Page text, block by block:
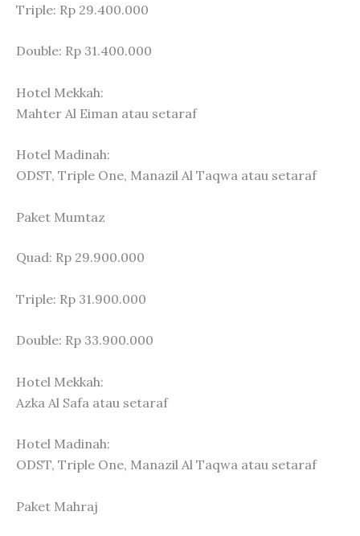
Triple: Rp 29.400.000
Double: Rp 31.400.000
Hotel Mekkah:
Mahter Al Eiman atau setaraf
Hotel Madinah:
ODST, Triple One, Manazil Al Taqwa atau setaraf
Paket Mumtaz
Quad: Rp 29.900.000
Triple: Rp 31.900.000
Double: Rp 33.900.000
Hotel Mekkah:
Azka Al Safa atau setaraf
Hotel Madinah:
ODST, Triple One, Manazil Al Taqwa atau setaraf
Paket Mahraj